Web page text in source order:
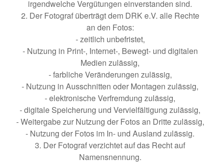
irgendwelche Vergütungen einverstanden sind.
2. Der Fotograf überträgt dem DRK e.V. alle Rechte
an den Fotos:
- zeitlich unbefristet,
- Nutzung in Print-, Internet-, Bewegt- und digitalen
Medien zulässig,
- farbliche Veränderungen zulässig,
- Nutzung in Ausschnitten oder Montagen zulässig,
- elektronische Verfremdung zulässig,
- digitale Speicherung und Vervielfältigung zulässig,
- Weitergabe zur Nutzung der Fotos an Dritte zulässig,
- Nutzung der Fotos im In- und Ausland zulässig.
3. Der Fotograf verzichtet auf das Recht auf
Namensnennung.